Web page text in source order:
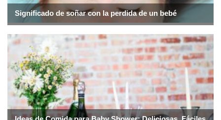
Significado de soñar con la perdida de un bebé